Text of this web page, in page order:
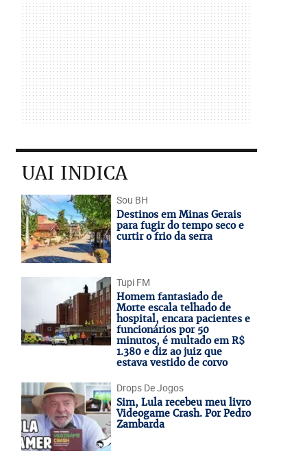
UAI INDICA
Sou BH
Destinos em Minas Gerais
para fugir do tempo seco e
curtir o frio da serra
Tupi FM
Homem fantasiado de
Morte escala telhado de
hospital, encara pacientes e
funcionários por 50
minutos, é multado em R$
1.380 e diz ao juiz que
estava vestido de corvo
Drops De Jogos
Sim, Lula recebeu meu livro
Videogame Crash. Por Pedro
Zambarda